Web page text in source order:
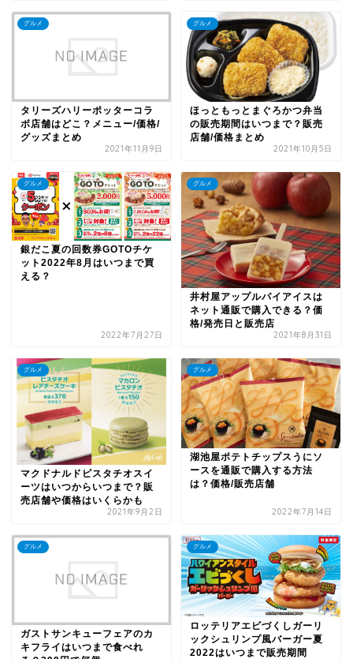
グルメ
タリーズハリーポッターコラ
ボ店舗はどこ？メニュー/価格/
グッズまとめ
2021年11月9日
グルメ
ほっともっとまぐろかつ弁当
の販売期間はいつまで？販売
店舗/価格まとめ
2021年10月5日
グルメ
銀だこ夏の回数券GOTOチケ
ット2022年8月はいつまで買
える？
2022年7月27日
グルメ
井村屋アップルパイアイスは
ネット通販で購入できる？価
格/発売日と販売店
2021年8月31日
グルメ
マクドナルドピスタチオスイ
ーツはいつからいつまで？販
売店舗や価格はいくらかも
2021年9月2日
グルメ
湖池屋ポテトチップスうにソ
ースを通販で購入する方法
は？価格/販売店舗
2022年7月14日
グルメ
ガストサンキューフェアのカ
キフライはいつまで食べれ
グルメ
ロッテリアエビづくしガーリ
ックシュリンプ風バーガー夏
2022はいつまで販売期間